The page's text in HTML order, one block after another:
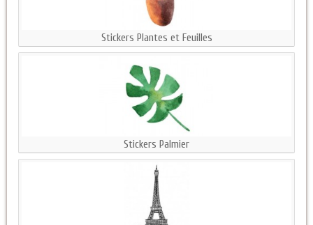
Stickers Plantes et Feuilles
Stickers Palmier